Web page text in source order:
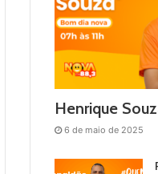
Henrique
6 de maio de 2025